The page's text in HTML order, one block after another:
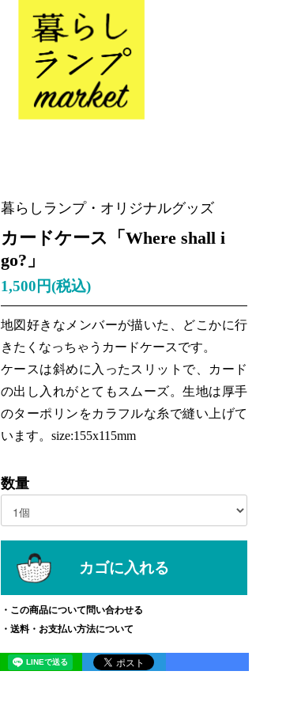
暮らしランプ・オリジナルグッズ
カードケース「Where shall i
go?」
1,500円(税込)
地図好きなメンバーが描いた、どこかに行
きたくなっちゃうカードケースです。
ケースは斜めに入ったスリットで、カード
の出し入れがとてもスムーズ。生地は厚手
のターポリンをカラフルな糸で縫い上げて
います。size:155x115mm
数量
カゴに入れる
この商品について問い合わせる
送料・お支払い方法について